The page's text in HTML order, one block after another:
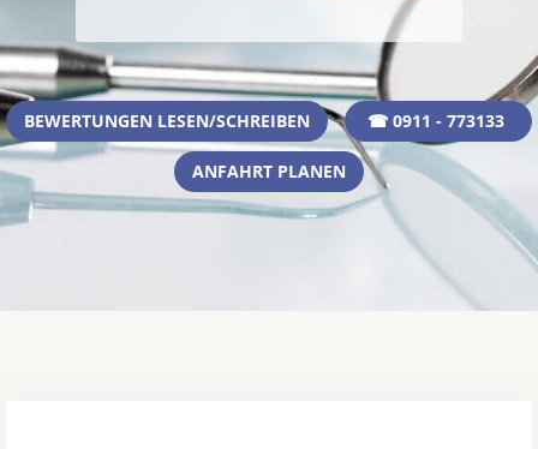
BEWERTUNGEN LESEN/SCHREIBEN ☎ 0911 - 773133
ANFAHRT PLANEN